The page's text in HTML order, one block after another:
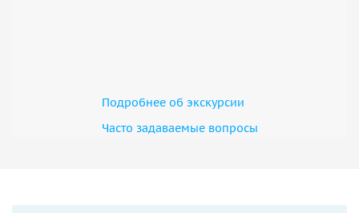
Подробнее об экскурсии
Часто задаваемые вопросы